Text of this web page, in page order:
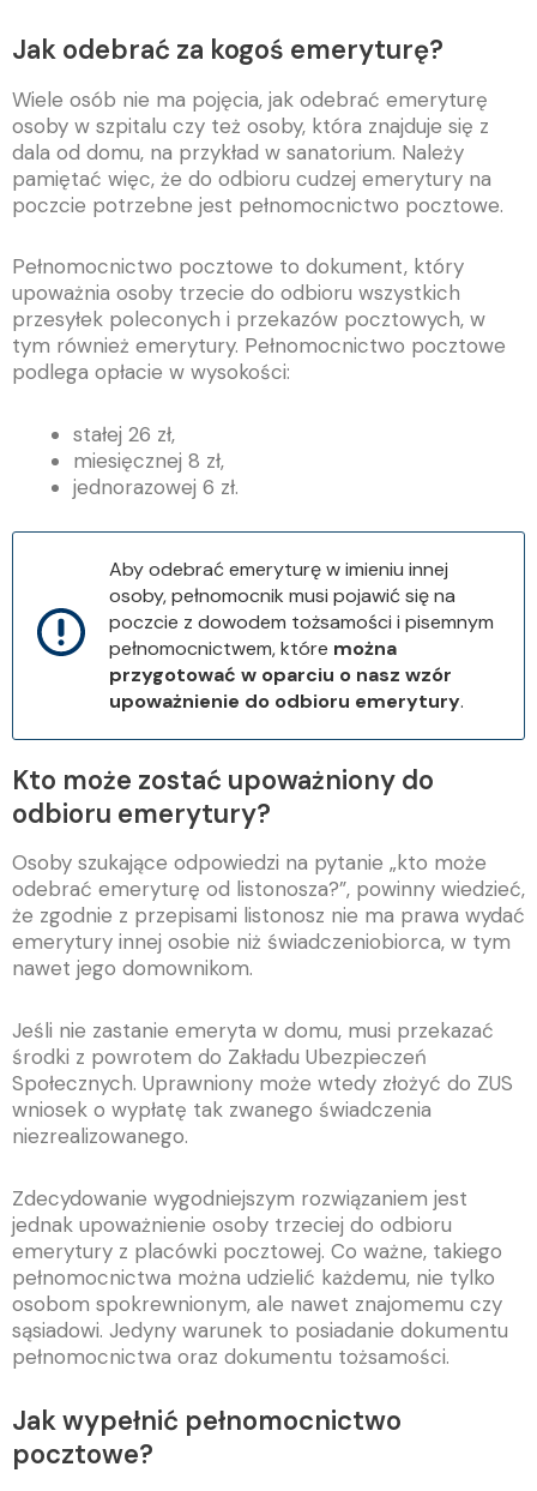
Jak odebrać za kogoś emeryturę?
Wiele osób nie ma pojęcia, jak odebrać emeryturę
osoby w szpitalu czy też osoby, która znajduje się z
dala od domu, na przykład w sanatorium. Należy
pamiętać więc, że do odbioru cudzej emerytury na
poczcie potrzebne jest pełnomocnictwo pocztowe.
Pełnomocnictwo pocztowe to dokument, który
upoważnia osoby trzecie do odbioru wszystkich
przesyłek poleconych i przekazów pocztowych, w
tym również emerytury. Pełnomocnictwo pocztowe
podlega opłacie w wysokości:
stałej 26 zł,
miesięcznej 8 zł,
jednorazowej 6 zł.
Aby odebrać emeryturę w imieniu innej
osoby, pełnomocnik musi pojawić się na
poczcie z dowodem tożsamości i pisemnym
pełnomocnictwem, które można
przygotować w oparciu o nasz wzór
upoważnienie do odbioru emerytury.
Kto może zostać upoważniony do
odbioru emerytury?
Osoby szukające odpowiedzi na pytanie „kto może
odebrać emeryturę od listonosza?”, powinny wiedzieć,
że zgodnie z przepisami listonosz nie ma prawa wydać
emerytury innej osobie niż świadczeniobiorca, w tym
nawet jego domownikom.
Jeśli nie zastanie emeryta w domu, musi przekazać
środki z powrotem do Zakładu Ubezpieczeń
Społecznych. Uprawniony może wtedy złożyć do ZUS
wniosek o wypłatę tak zwanego świadczenia
niezrealizowanego.
Zdecydowanie wygodniejszym rozwiązaniem jest
jednak upoważnienie osoby trzeciej do odbioru
emerytury z placówki pocztowej. Co ważne, takiego
pełnomocnictwa można udzielić każdemu, nie tylko
osobom spokrewnionym, ale nawet znajomemu czy
sąsiadowi. Jedyny warunek to posiadanie dokumentu
pełnomocnictwa oraz dokumentu tożsamości.
Jak wypełnić pełnomocnictwo
pocztowe?